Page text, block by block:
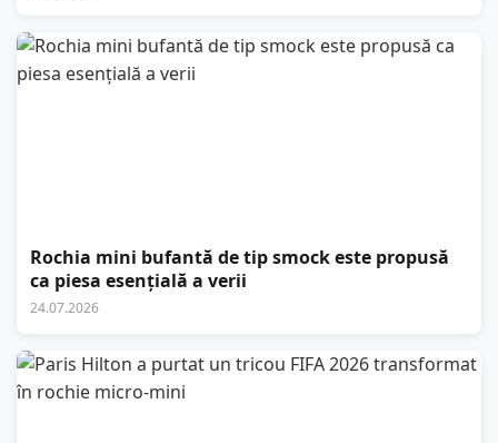
Rochia mini bufantă de tip smock este propusă
ca piesa esențială a verii
24.07.2026